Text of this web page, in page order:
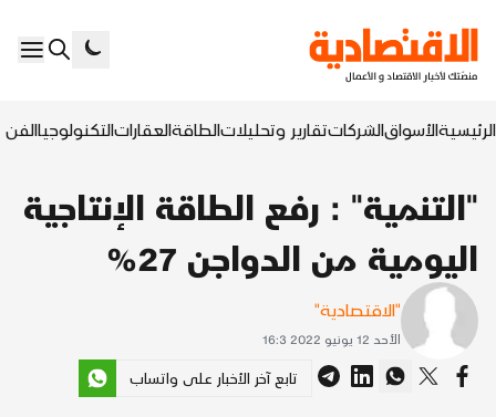
الرئيسيةالأسواقالشركاتتقارير وتحليلاتالطاقةالعقاراتالتكنولوجياالفن
"التنمية" : رفع الطاقة الإنتاجية
اليومية من الدواجن 27%
"الاقتصادية"
الأحد 12 يونيو 2022 16:3
تابع آخر الأخبار على واتساب